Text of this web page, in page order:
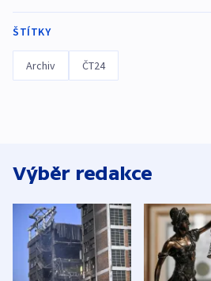
ŠTÍTKY
Archiv ČT24
Výběr redakce